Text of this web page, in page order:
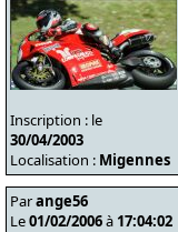
Inscription : le
30/04/2003
Localisation : Migennes
Parange56
Le01/02/2006à 17:04:02